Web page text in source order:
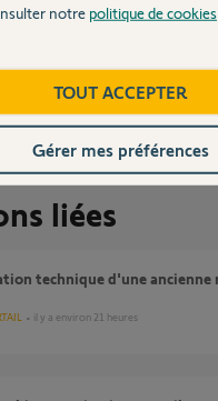
liées
il y a environ 21 heures
notre politique de cookies
TOUT ACCEPTER
Gérer mes préférences